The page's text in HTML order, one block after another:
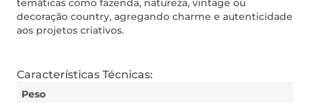
temáticas como fazenda, natureza, vintage ou
decoração country, agregando charme e autenticidade
aos projetos criativos.
Características Técnicas:
Peso